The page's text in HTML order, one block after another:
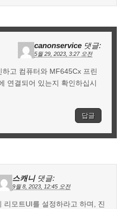
canonservice 댓글:
5월 29, 2023, 3:27 오전
하고 컴퓨터와 MF645Cx 프린
연결되어 있는지 확인하십시
답글
스캐니 댓글:
9월 8, 2023, 12:45 오전
리모트UI를 설정하라고 하며, 진